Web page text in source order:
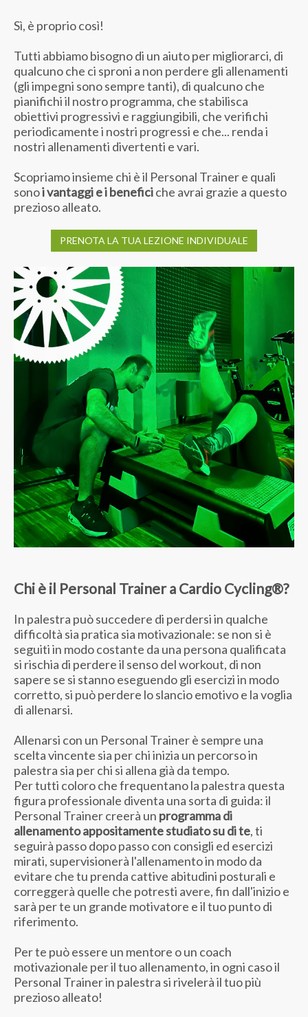
Sì, è proprio così!
Tutti abbiamo bisogno di un aiuto per migliorarci, di
qualcuno che ci sproni a non perdere gli allenamenti
(gli impegni sono sempre tanti), di qualcuno che
pianifichi il nostro programma, che stabilisca
obiettivi progressivi e raggiungibili, che verifichi
periodicamente i nostri progressi e che... renda i
nostri allenamenti divertenti e vari.
Scopriamo insieme chi è il Personal Trainer e quali
sonoi vantaggi e i beneficiche avrai grazie a questo
prezioso alleato.
PRENOTA LA TUA LEZIONE INDIVIDUALE
Chi è il Personal Trainer a Cardio Cycling®?
In palestra può succedere di perdersi in qualche
difficoltà sia pratica sia motivazionale: se non si è
seguiti in modo costante da una persona qualificata
si rischia di perdere il senso del workout, di non
sapere se si stanno eseguendo gli esercizi in modo
corretto, si può perdere lo slancio emotivo e la voglia
di allenarsi.
Allenarsi con un Personal Trainer è sempre una
scelta vincente sia per chi inizia un percorso in
palestra sia per chi si allena già da tempo.
Per tutti coloro che frequentano la palestra questa
figura professionale diventa una sorta di guida: il
Personal Trainer creerà un programma di
allenamento appositamente studiato su di te, ti
seguirà passo dopo passo con consigli ed esercizi
mirati, supervisionerà l'allenamento in modo da
evitare che tu prenda cattive abitudini posturali e
correggerà quelle che potresti avere, fin dall'inizio e
sarà per te un grande motivatore e il tuo punto di
riferimento.
Per te può essere un mentore o un coach
motivazionale per il tuo allenamento, in ogni caso il
Personal Trainer in palestra si rivelerà il tuo più
prezioso alleato!